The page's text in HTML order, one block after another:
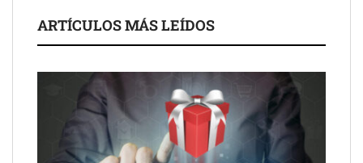
ARTÍCULOS MÁS LEÍDOS